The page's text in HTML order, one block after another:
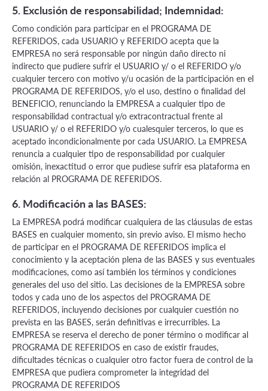
5. Exclusión de responsabilidad; Indemnidad:
Como condición para participar en el PROGRAMA DE
REFERIDOS, cada USUARIO y REFERIDO acepta que la
EMPRESA no será responsable por ningún daño directo ni
indirecto que pudiere sufrir el USUARIO y/ o el REFERIDO y/o
cualquier tercero con motivo y/u ocasión de la participación en el
PROGRAMA DE REFERIDOS, y/o el uso, destino o finalidad del
BENEFICIO, renunciando la EMPRESA a cualquier tipo de
responsabilidad contractual y/o extracontractual frente al
USUARIO y/ o el REFERIDO y/o cualesquier terceros, lo que es
aceptado incondicionalmente por cada USUARIO. La EMPRESA
renuncia a cualquier tipo de responsabilidad por cualquier
omisión, inexactitud o error que pudiese sufrir esa plataforma en
relación al PROGRAMA DE REFERIDOS.
6. Modificación a las BASES:
La EMPRESA podrá modificar cualquiera de las cláusulas de estas
BASES en cualquier momento, sin previo aviso. El mismo hecho
de participar en el PROGRAMA DE REFERIDOS implica el
conocimiento y la aceptación plena de las BASES y sus eventuales
modificaciones, como así también los términos y condiciones
generales del uso del sitio. Las decisiones de la EMPRESA sobre
todos y cada uno de los aspectos del PROGRAMA DE
REFERIDOS, incluyendo decisiones por cualquier cuestión no
prevista en las BASES, serán definitivas e irrecurribles. La
EMPRESA se reserva el derecho de poner término o modificar al
PROGRAMA DE REFERIDOS en caso de existir fraudes,
dificultades técnicas o cualquier otro factor fuera de control de la
EMPRESA que pudiera comprometer la integridad del
PROGRAMA DE REFERIDOS